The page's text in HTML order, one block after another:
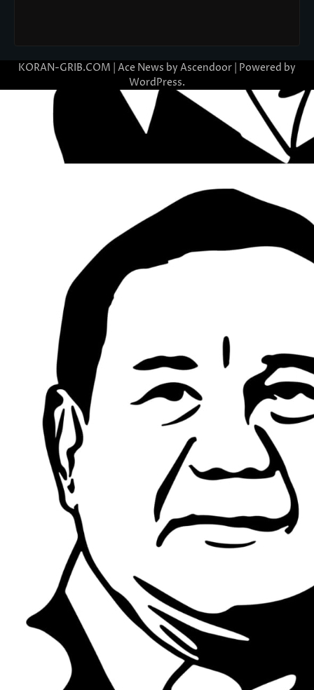
KORAN-GRIB.COM | Ace News by Ascendoor | Powered by
WordPress.